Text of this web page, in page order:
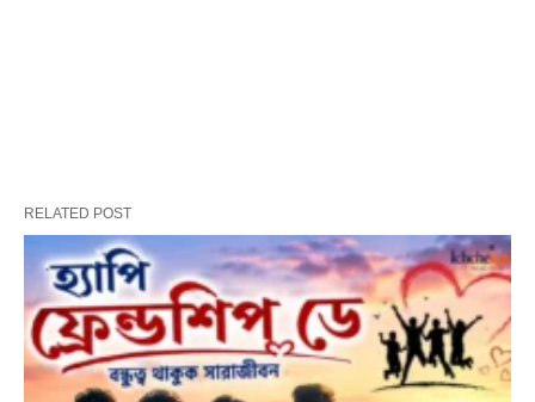
RELATED POST